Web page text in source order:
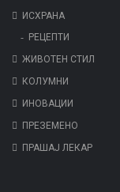
ИСХРАНА
РЕЦЕПТИ
ЖИВОТЕН СТИЛ
КОЛУМНИ
ИНОВАЦИИ
ПРЕЗЕМЕНО
ПРАШАЈ ЛЕКАР